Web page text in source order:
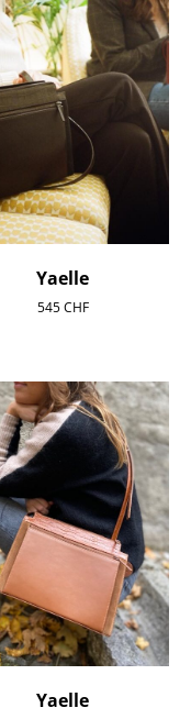
Yaelle
545CHF
Yaelle